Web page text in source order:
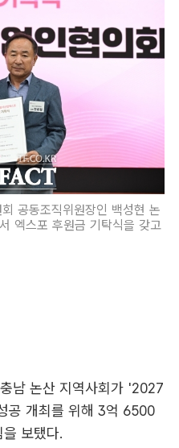
공동조직위원장인 백성현 논
엑스포 후원금 기탁식을 갖고
남 논산 지역사회가 '2027
공 개최를 위해 3억 6500
보탰다.